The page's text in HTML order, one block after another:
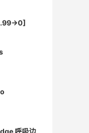
呼吸边